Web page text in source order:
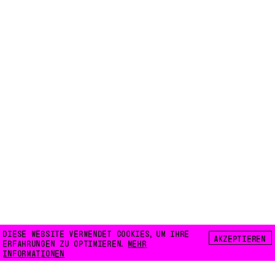
DIESE WEBSITE VERWENDET COOKIES, UM IHRE
ERFAHRUNGEN ZU OPTIMIEREN. MEHR
INFORMATIONEN
AKZEPTIEREN